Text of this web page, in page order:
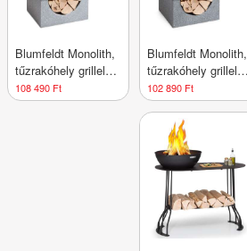
Blumfeldt Monolith,
tűzrakóhely grillel,
MGO és acél fedél,
szikrafogó
108 490 Ft
Blumfeldt Monolith,
tűzrakóhely grillel,
MGO és acél fedél,
szikrafogó
102 890 Ft